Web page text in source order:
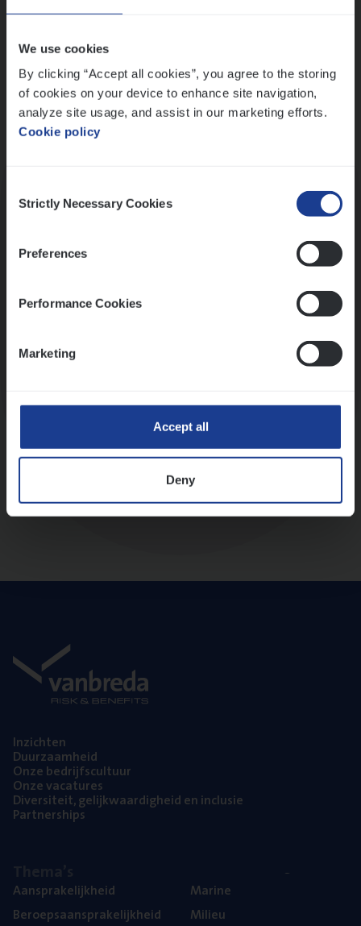
We use cookies
By clicking “Accept all cookies”, you agree to the storing
of cookies on your device to enhance site navigation,
analyze site usage, and assist in our marketing efforts.
Cookie policy
Selection
Strictly Necessary Cookies
Preferences
Performance Cookies
Marketing
Accept all
Deny
Inzich­ten
Duur­zaam­heid
Onze bedrijfs­cul­tuur
Onze vaca­tu­res
Diver­si­teit, gelijk­waar­dig­heid en inclusie
Part­ner­ships
Aan­spra­ke­lijk­heid
Beroeps­aan­spra­ke­lijk­heid
Mari­ne
Mili­eu